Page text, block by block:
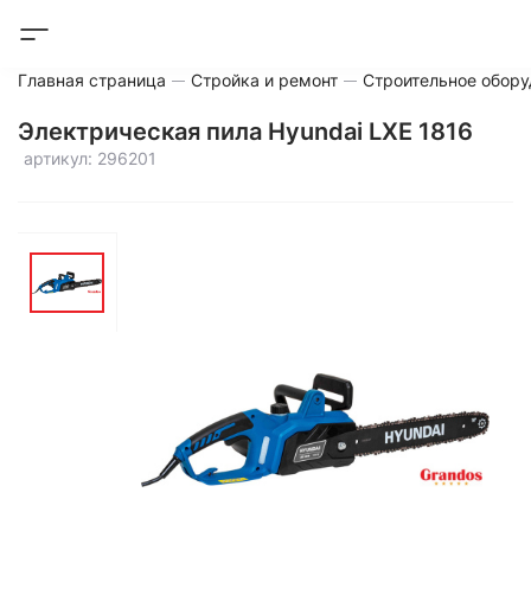
Главная страница Стройка и ремонт Строительное
Электрическая пила Hyundai LXE 1816
артикул: 296201